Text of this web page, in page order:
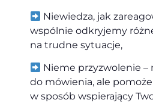
Niewiedza, jak
wspólnie odkryjemy
na trudne sytuacje,
Nieme przyzwolenie
do mówienia, ale
w sposób wspierający